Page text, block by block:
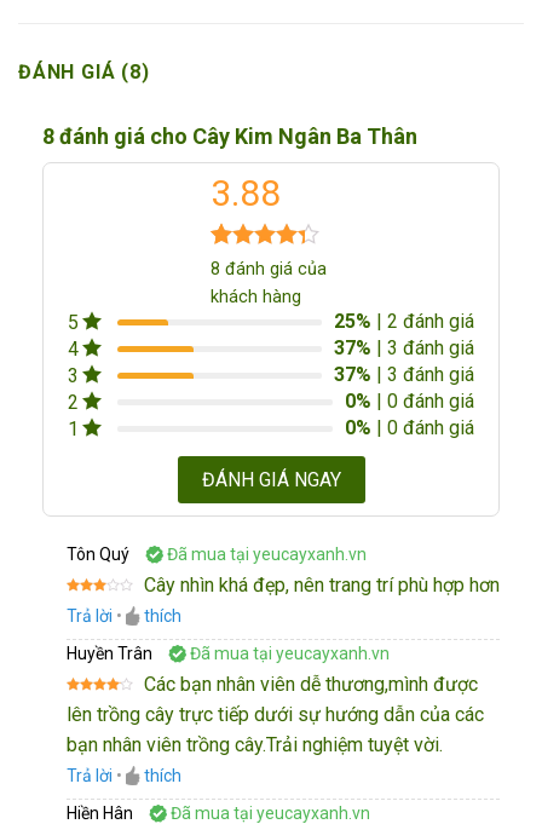
ĐÁNH GIÁ (8)
8 đánh giá cho Cây Kim Ngân Ba Thân
3.88
3.88trên
5 dựa
trên
8
đánh
8 đánh giá của
khách hàng
5 25% | 2 đánh giá
4
37% | 3 đánh giá
3
37% | 3 đánh giá
2
0% | 0 đánh giá
1
0% | 0 đánh giá
ĐÁNH GIÁ NGAY
Tôn Quý Đã mua tại yeucayxanh.vn
xếp
35
sao
Cây nhìn khá đẹp, nên trang trí phù hợp hơn
Trả lời •
thích
Huyền Trân
Đã mua tại yeucayxanh.vn
xếp
5 sao
Các bạn nhân viên dễ thương,mình được
lên trồng cây trực tiếp dưới sự hướng dẫn của các
bạn nhân viên trồng cây.Trải nghiệm tuyệt vời.
Trả lời •
thích
Hiền Hân
Đã mua tại yeucayxanh.vn